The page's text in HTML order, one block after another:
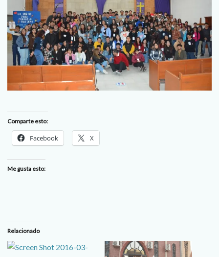
Comparte esto:
Facebook X
Me gusta esto:
Relacionado